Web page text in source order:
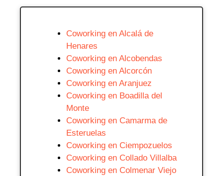
Coworking en Alcalá de
Henares
Coworking en Alcobendas
Coworking en Alcorcón
Coworking en Aranjuez
Coworking en Boadilla del
Monte
Coworking en Camarma de
Esteruelas
Coworking en Ciempozuelos
Coworking en Collado Villalba
Coworking en Colmenar Viejo